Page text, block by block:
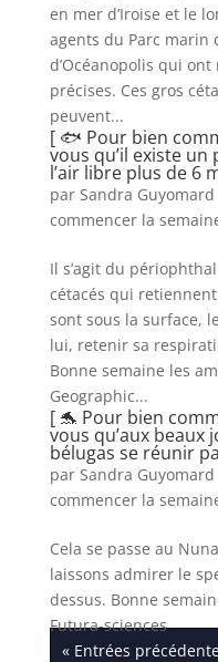
en mer d’Iroise et le
agents du Parc marin
d’Océanopolis qui
précises. Ces gros
peuvent...
[ 🐟 Pour bien
vous qu’il existe un
l’air libre plus de 6
par Sandra Guyomard
commencer la
Il s’agit du
cétacés qui
sont sous la surface,
lui, retenir sa
Bonne semaine les
Geographic...
[ 🐬 Pour bien
vous qu’aux
bélugas se réunir
par Sandra Guyomard
commencer la
Cela se passe au
laissons admirer le
dessus. Bonne
Futura-sciences
« Entrées